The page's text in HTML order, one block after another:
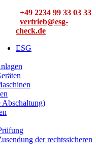
+49 2234 99 33 03 33
vertrieb@esg-
check.de
ESG
Abschaltung)
der rechtssicheren